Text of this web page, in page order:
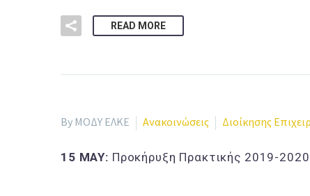
READ MORE
By ΜΟΔΥ ΕΛΚΕ Ανακοινώσεις Διοίκησης
15 MAY: Προκήρυξη Πρακτικής 2019-